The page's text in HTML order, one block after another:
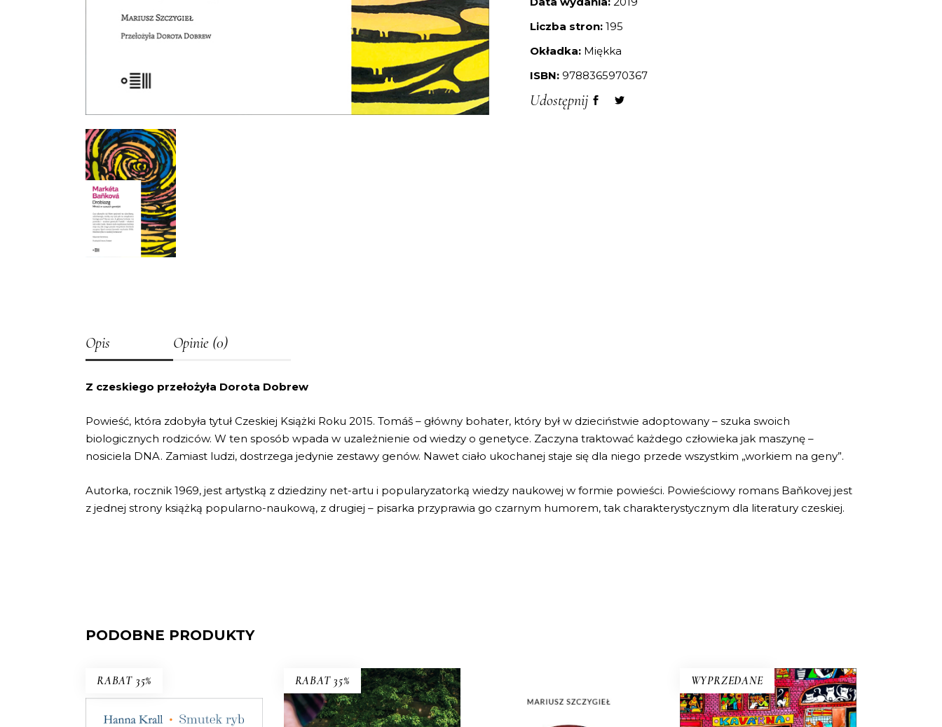
Liczba stron: 195
Okładka: Miękka
ISBN: 9788365970367
Udostępnij
Opis Opinie (0)
Z czeskiego przełożyła Dorota Dobrew
Powieść, która zdobyła tytuł Czeskiej Książki Roku 2015. Tomáš – główny bohater, który był w dzieciństwie adoptowany – szuka swoich
biologicznych rodziców. W ten sposób wpada w uzależnienie od wiedzy o genetyce. Zaczyna traktować każdego człowieka jak maszynę –
nosiciela DNA. Zamiast ludzi, dostrzega jedynie zestawy genów. Nawet ciało ukochanej staje się dla niego przede wszystkim „workiem na geny”.
Autorka, rocznik 1969, jest artystką z dziedziny net-artu i popularyzatorką wiedzy naukowej w formie powieści. Powieściowy romans Baňkovej jest
z jednej strony książką popularno-naukową, z drugiej – pisarka przyprawia go czarnym humorem, tak charakterystycznym dla literatury czeskiej.
PODOBNE PRODUKTY
RABAT 35%SMUTEK RYB RABAT 35%
NIE MA
Nie ma kogoś. Nie ma czegoś.
WYPRZEDANE